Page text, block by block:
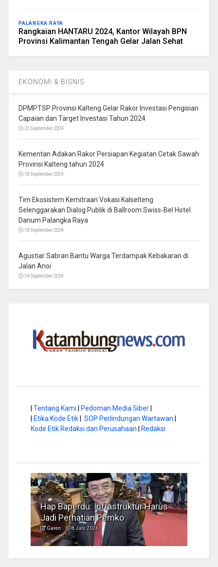
PALANGKA RAYA
Rangkaian HANTARU 2024, Kantor Wilayah BPN
Provinsi Kalimantan Tengah Gelar Jalan Sehat
EKONOMI & BISNIS
DPMPTSP Provinsi Kalteng Gelar Rakor Investasi Pengisian
Capaian dan Target Investasi Tahun 2024
23 September 2024
Kementan Adakan Rakor Persiapan Kegiatan Cetak Sawah
Provinsi Kalteng tahun 2024
18 September 2024
Tim Ekosistem Kemitraan Vokasi Kalselteng
Selenggarakan Dialog Publik di Ballroom Swiss-Bel Hotel
Danum Palangka Raya
18 September 2024
Agustiar Sabran Bantu Warga Terdampak Kebakaran di
Jalan Anoi
14 September 2024
Tentang Kami Pedoman Media Siber|
Etika Kode Etik| SOP Perlindungan Wartawan
Kode Etik Redaksi dan Perusahaan
Redaksi
Musim Kemarau, DPRD Dorong
Pengelolaan Sampah yang Aman
Garen 6 Juni 2026